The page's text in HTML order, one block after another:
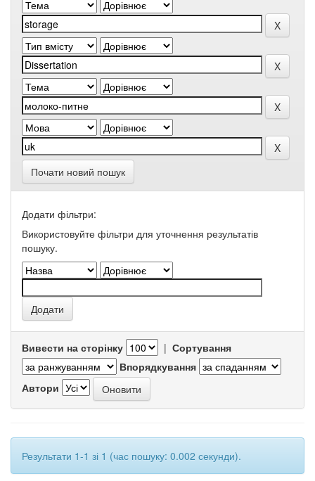
Почати новий пошук
Додати фільтри:
Використовуйте фільтри для уточнення результатів
пошуку.
Вивести на сторінку | Сортування
Впорядкування
Автори
Результати 1-1 зі 1 (час пошуку: 0.002 секунди).